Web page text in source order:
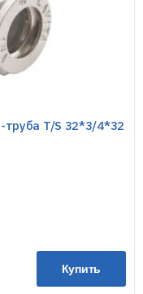
труба T/S 32*3/4*32
Купить